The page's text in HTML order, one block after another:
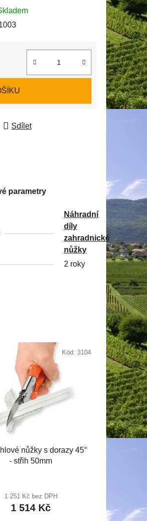
Sdílet
parametry
Náhradní
díly
zahradnické
nůžky
2 roky
nůžky s dorazy 45°
- střih 50mm
1 251 Kč bez DPH
1 514 Kč
Kód: 3104